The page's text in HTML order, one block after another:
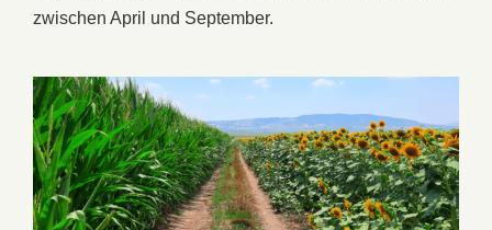
zwischen April und September.